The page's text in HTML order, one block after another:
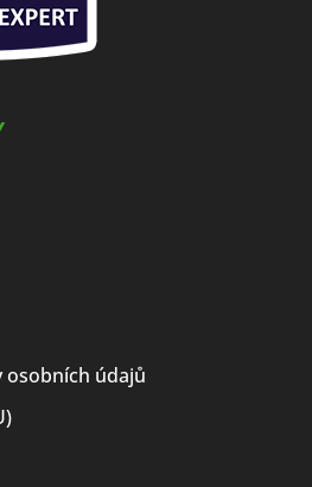
osobních údajů